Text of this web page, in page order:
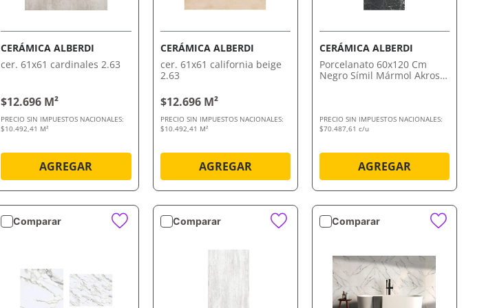
VISTA RÁPIDA
CERÁMICA ALBERDI
cer. 61x61 cardinales 2.63
$12.696 M²
PRECIO SIN IMPUESTOS NACIONALES:
$10.492,41 M²
AGREGAR
VISTA RÁPIDA
CERÁMICA ALBERDI
cer. 61x61 california beige
2.63
$12.696 M²
PRECIO SIN IMPUESTOS NACIONALES:
$10.492,41 M²
AGREGAR
VISTA RÁPIDA
CERÁMICA ALBERDI
Porcelanato 60x120 Cm
Negro Símil Mármol Akros
PRECIO SIN IMPUESTOS NACIONALES:
$70.487,61 c/u
AGREGAR
Comparar Comparar Comparar